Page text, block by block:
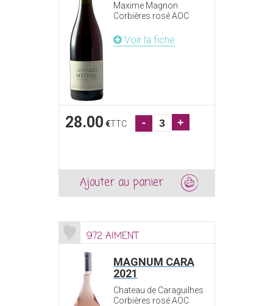
Maxime Magnon
Corbières rosé AOC
Voir la fiche
28.00 €TTC - +
Ajouter au panier
972 AIMENT
MAGNUM CARA
2021
Chateau de Caraguilhes
Corbières rosé AOC